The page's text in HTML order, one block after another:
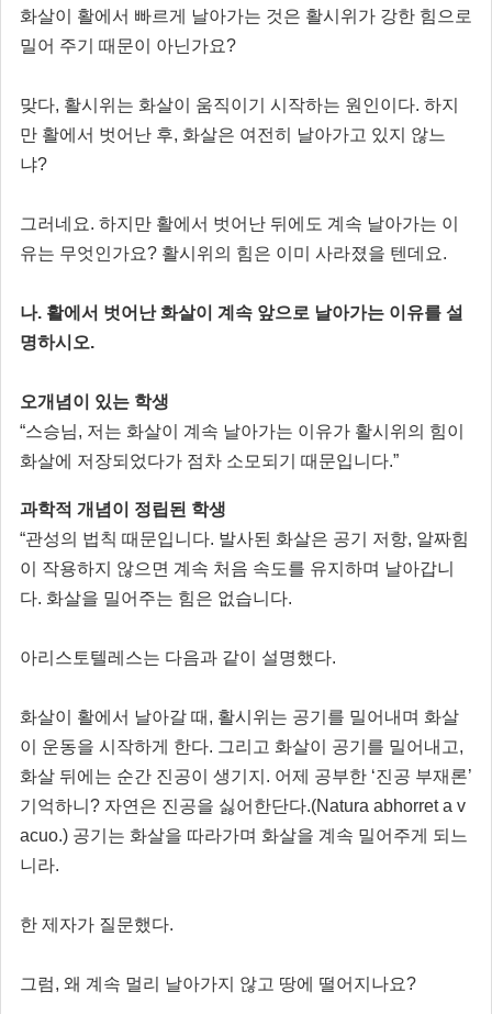
화살이 활에서 빠르게 날아가는 것은 활시위가 강한 힘으로
밀어 주기 때문이 아닌가요?
맞다, 활시위는 화살이 움직이기 시작하는 원인이다. 하지
만 활에서 벗어난 후, 화살은 여전히 날아가고 있지 않느
냐?
그러네요. 하지만 활에서 벗어난 뒤에도 계속 날아가는 이
유는 무엇인가요? 활시위의 힘은 이미 사라졌을 텐데요.
나. 활에서 벗어난 화살이 계속 앞으로 날아가는 이유를 설
명하시오.
오개념이 있는 학생
“스승님, 저는 화살이 계속 날아가는 이유가 활시위의 힘이
화살에 저장되었다가 점차 소모되기 때문입니다.”
과학적 개념이 정립된 학생
“관성의 법칙 때문입니다. 발사된 화살은 공기 저항, 알짜힘
이 작용하지 않으면 계속 처음 속도를 유지하며 날아갑니
다. 화살을 밀어주는 힘은 없습니다.
아리스토텔레스는 다음과 같이 설명했다.
화살이 활에서 날아갈 때, 활시위는 공기를 밀어내며 화살
이 운동을 시작하게 한다. 그리고 화살이 공기를 밀어내고,
화살 뒤에는 순간 진공이 생기지. 어제 공부한 ‘진공 부재론’
기억하니? 자연은 진공을 싫어한단다.(Natura abhorret a v
acuo.) 공기는 화살을 따라가며 화살을 계속 밀어주게 되느
니라.
한 제자가 질문했다.
그럼, 왜 계속 멀리 날아가지 않고 땅에 떨어지나요?